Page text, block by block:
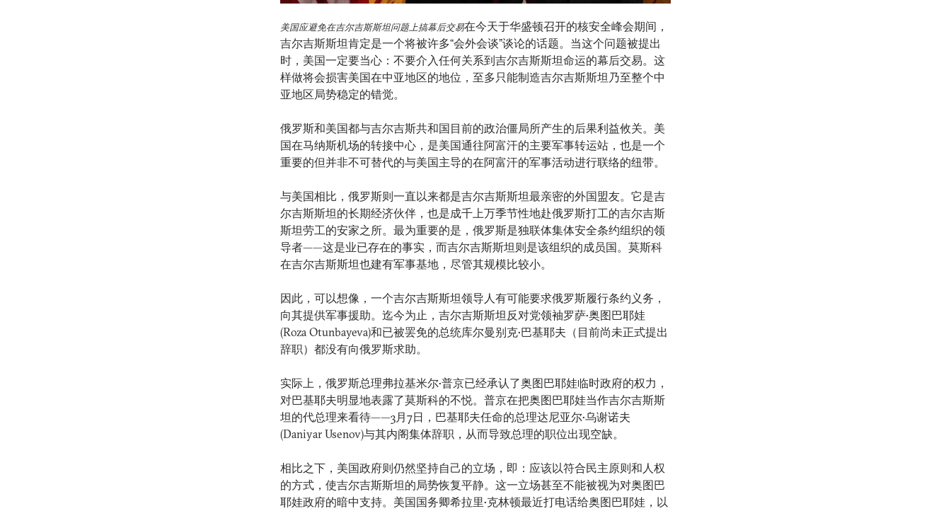
美国应避免在吉尔吉斯斯坦问题上搞幕后交易在今天于华盛顿召开的核安全峰会期间，
吉尔吉斯斯坦肯定是一个将被许多“会外会谈”谈论的话题。当这个问题被提出
时，美国一定要当心：不要介入任何关系到吉尔吉斯斯坦命运的幕后交易。这
样做将会损害美国在中亚地区的地位，至多只能制造吉尔吉斯斯坦乃至整个中
亚地区局势稳定的错觉。
俄罗斯和美国都与吉尔吉斯共和国目前的政治僵局所产生的后果利益攸关。美
国在马纳斯机场的转接中心，是美国通往阿富汗的主要军事转运站，也是一个
重要的但并非不可替代的与美国主导的在阿富汗的军事活动进行联络的纽带。
与美国相比，俄罗斯则一直以来都是吉尔吉斯斯坦最亲密的外国盟友。它是吉
尔吉斯斯坦的长期经济伙伴，也是成千上万季节性地赴俄罗斯打工的吉尔吉斯
斯坦劳工的安家之所。最为重要的是，俄罗斯是独联体集体安全条约组织的领
导者——这是业已存在的事实，而吉尔吉斯斯坦则是该组织的成员国。莫斯科
在吉尔吉斯斯坦也建有军事基地，尽管其规模比较小。
因此，可以想像，一个吉尔吉斯斯坦领导人有可能要求俄罗斯履行条约义务，
向其提供军事援助。迄今为止，吉尔吉斯斯坦反对党领袖罗萨•奥图巴耶娃
(Roza Otunbayeva)和已被罢免的总统库尔曼别克•巴基耶夫（目前尚未正式提出
辞职）都没有向俄罗斯求助。
实际上，俄罗斯总理弗拉基米尔•普京已经承认了奥图巴耶娃临时政府的权力，
对巴基耶夫明显地表露了莫斯科的不悦。普京在把奥图巴耶娃当作吉尔吉斯斯
坦的代总理来看待——3月7日，巴基耶夫任命的总理达尼亚尔•乌谢诺夫
(Daniyar Usenov)与其内阁集体辞职，从而导致总理的职位出现空缺。
相比之下，美国政府则仍然坚持自己的立场，即：应该以符合民主原则和人权
的方式，使吉尔吉斯斯坦的局势恢复平静。这一立场甚至不能被视为对奥图巴
耶娃政府的暗中支持。美国国务卿希拉里•克林顿最近打电话给奥图巴耶娃，以